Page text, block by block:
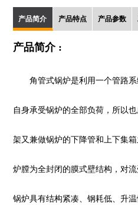
产品简介 产品特点 产品参数
产品简介 :
角管式锅炉是利用一个管路系
自身承受锅炉的全部负荷，所以
架又兼做锅炉的下降管和上下集
炉膛为全封闭的膜式壁结构，对
锅炉具有结构紧凑、钢耗低、升